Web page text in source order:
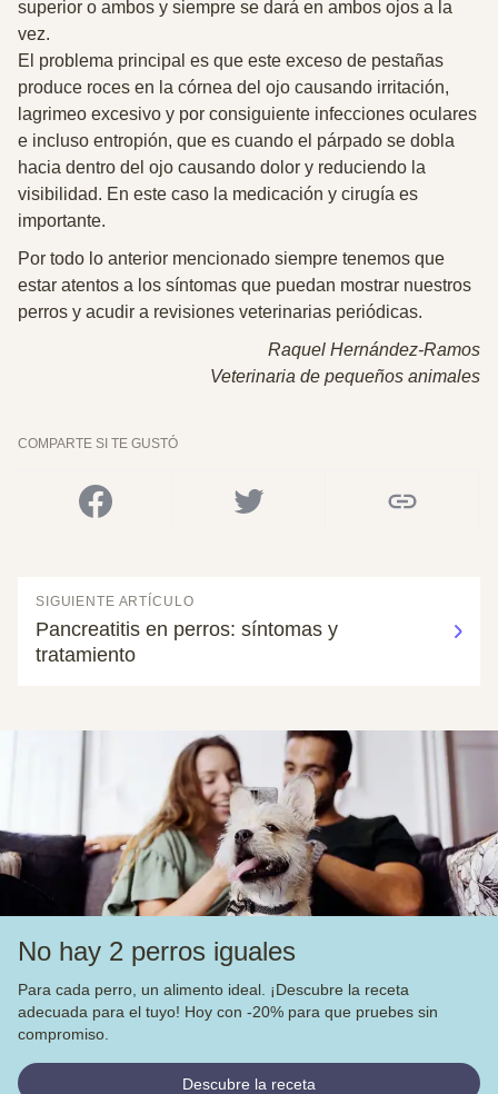
superior o ambos y siempre se dará en ambos ojos a la
vez.
El problema principal es que este exceso de pestañas
produce roces en la córnea del ojo causando irritación,
lagrimeo excesivo y por consiguiente infecciones oculares
e incluso entropión, que es cuando el párpado se dobla
hacia dentro del ojo causando dolor y reduciendo la
visibilidad. En este caso la medicación y cirugía es
importante.
Por todo lo anterior mencionado siempre tenemos que
estar atentos a los síntomas que puedan mostrar nuestros
perros y acudir a revisiones veterinarias periódicas.
Raquel Hernández-Ramos
Veterinaria de pequeños animales
COMPARTE SI TE GUSTÓ
SIGUIENTE ARTÍCULO
Pancreatitis en perros: síntomas y
tratamiento
No hay 2 perros iguales
Para cada perro, un alimento ideal. ¡Descubre la receta
adecuada para el tuyo! Hoy con -20% para que pruebes sin
compromiso.
Descubre la receta